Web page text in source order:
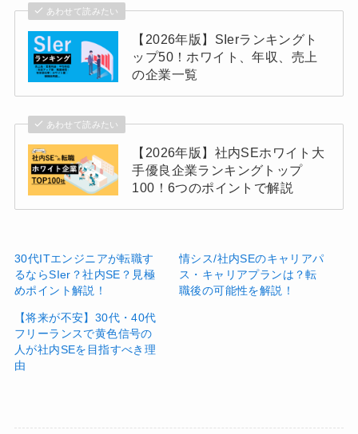
あわせて読みたい
【2026年版】SIerランキングト
ップ50！ホワイト、年収、売上
の企業一覧
あわせて読みたい
【2026年版】社内SEホワイト大
手優良企業ランキングトップ
100！6つのポイントで解説
30代ITエンジニアが転職す
るならSIer？社内SE？見極
めポイント解説！
情シス/社内SEのキャリアパ
ス・キャリアプランは？転
職後の可能性を解説！
【将来が不安】30代・40代
フリーランスで黄色信号の
人が社内SEを目指すべき理
由